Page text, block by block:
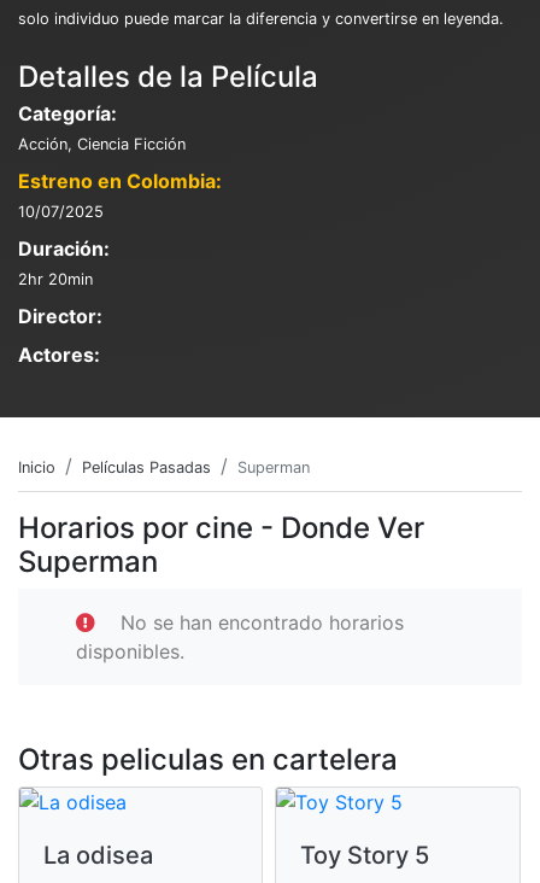
solo individuo puede marcar la diferencia y convertirse en leyenda.
Detalles de la Película
Categoría:
Acción, Ciencia Ficción
Estreno en Colombia:
10/07/2025
Duración:
2hr 20min
Director:
Actores:
Inicio Películas Pasadas Superman
Horarios por cine - Donde Ver
Superman
No se han encontrado horarios
disponibles.
Otras peliculas en cartelera
La odisea Toy Story 5